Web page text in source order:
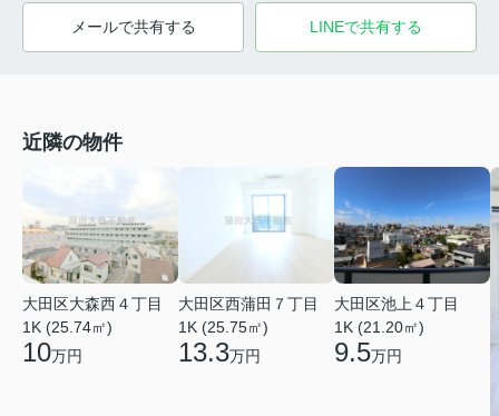
メールで共有する LINEで共有する
近隣の物件
大田区大森西４丁目
1K (25.74㎡)
10万円
大田区西蒲田７丁目
1K (25.75㎡)
13.3万円
大田区池上４丁目
1K (21.20㎡)
9.5万円